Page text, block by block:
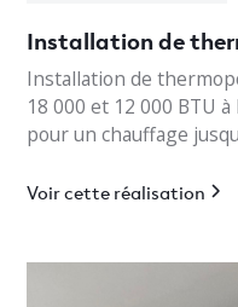
Installation de
Installation de
18 000 et 12 000 BTU
pour un chauffage
Voir cette réalisation